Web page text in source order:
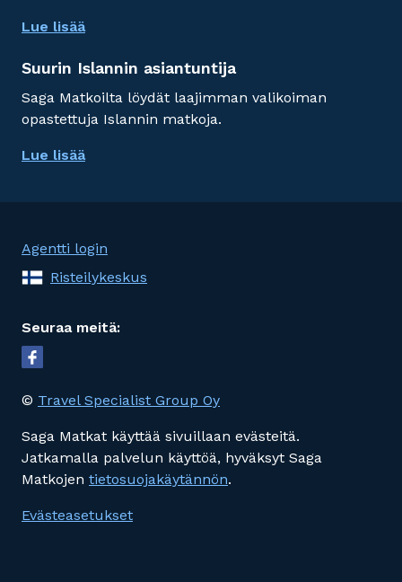
Lue lisää
Suurin Islannin asiantuntija
Saga Matkoilta löydät laajimman valikoiman
opastettuja Islannin matkoja.
Lue lisää
Agentti login
Risteilykeskus
Seuraa meitä:
© Travel Specialist Group Oy
Saga Matkat käyttää sivuillaan evästeitä.
Jatkamalla palvelun käyttöä, hyväksyt Saga
Matkojen tietosuojakäytännön.
Evästeasetukset